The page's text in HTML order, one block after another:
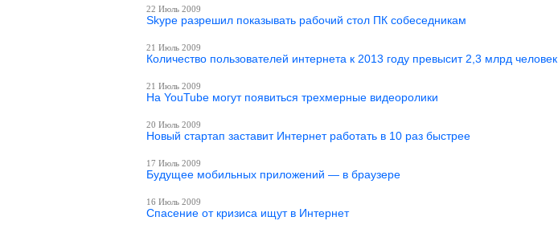
22 Июль 2009
Skype разрешил показывать рабочий стол ПК собеседникам
21 Июль 2009
Количество пользователей интернета к 2013 году превысит 2,3 млрд человек
21 Июль 2009
На YouTube могут появиться трехмерные видеоролики
20 Июль 2009
Новый стартап заставит Интернет работать в 10 раз быстрее
17 Июль 2009
Будущее мобильных приложений — в браузере
16 Июль 2009
Спасение от кризиса ищут в Интернет